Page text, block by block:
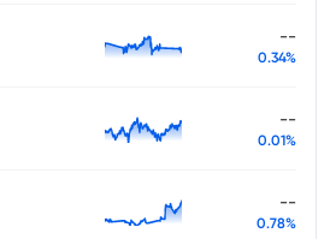
--
0.34%
--
0.01%
--
0.78%